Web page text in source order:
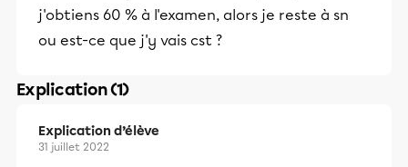
j'obtiens 60 % à l'examen, alors je reste à sn
ou est-ce que j'y vais cst ?
Explication (1)
Explication d’élève
31 juillet 2022